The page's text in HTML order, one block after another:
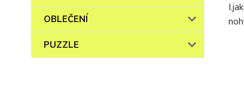
OBLEČENÍ
PUZZLE